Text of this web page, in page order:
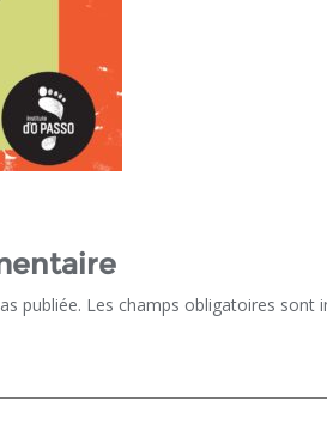
publiée. Les champs obligatoires sont